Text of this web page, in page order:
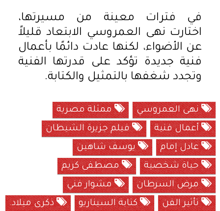
في فترات معينة من مسيرتها،
اختارت نهى العمروسي الابتعاد قليلاً
عن الأضواء، لكنها عادت دائمًا بأعمال
فنية جديدة تؤكد على قدرتها الفنية
وتجدد شغفها بالتمثيل والكتابة.
نهى العمروسي
ممثلة مصرية
أعمال فنية
فيلم جزيرة الشيطان
عادل إمام
يوسف شاهين
حياة شخصية
مصطفى كريم
مرض السرطان
مشوار فني
تأثير الفن
كتابة السيناريو ذكرى ميلاد.